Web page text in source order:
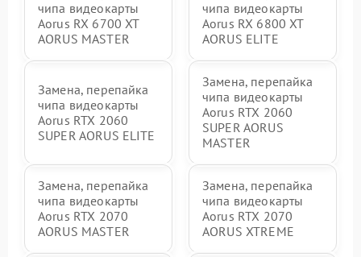
чипа видеокарты
Aorus RX 6700 XT
AORUS MASTER
чипа видеокарты
Aorus RX 6800 XT
AORUS ELITE
Замена, перепайка
чипа видеокарты
Aorus RTX 2060
SUPER AORUS ELITE
Замена, перепайка
чипа видеокарты
Aorus RTX 2060
SUPER AORUS
MASTER
Замена, перепайка
чипа видеокарты
Aorus RTX 2070
AORUS MASTER
Замена, перепайка
чипа видеокарты
Aorus RTX 2070
AORUS XTREME